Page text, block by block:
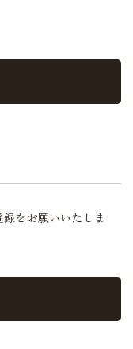
をお願いいたしま